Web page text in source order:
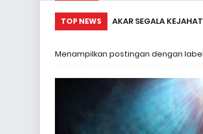
TOP NEWS AKAR SEGALA
Menampilkan postingan dengan label